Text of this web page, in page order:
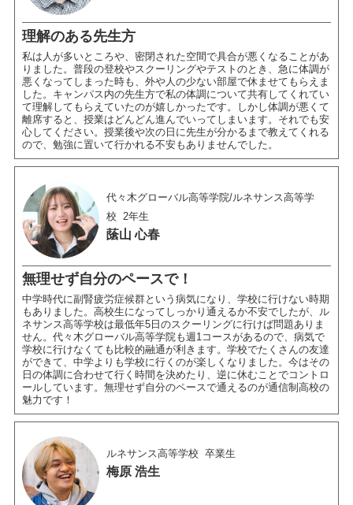
理解のある先生方
私は人が多いところや、密閉された空間で具合が悪くなることがあ
りました。普段の登校やスクーリングやテストのとき、急に体調が
悪くなってしまった時も、外や人の少ない部屋で休ませてもらえま
した。キャンパス内の先生方で私の体調について共有してくれてい
て理解してもらえていたのが嬉しかったです。しかし体調が悪くて
離席すると、授業はどんどん進んでいってしまいます。それでも安
心してください。授業後や次の日に先生が分かるまで教えてくれる
ので、勉強に置いて行かれる不安もありませんでした。
代々木グローバル高等学院/ルネサンス高等学
校
2年生
䕃山 心春
無理せず自分のペースで！
中学時代に副腎疲労症候群という病気になり、学校に行けない時期
もありました。高校生になってしっかり通えるか不安でしたが、ル
ネサンス高等学校は最低年5日のスクーリングに行けば問題ありま
せん。代々木グローバル高等学院も週1コースがあるので、病気で
学校に行けなくても比較的融通が利きます。学校でたくさんの友達
ができて、中学よりも学校に行くのが楽しくなりました。今はその
日の体調に合わせて行く時間を決めたり、逆に休むことでコントロ
ールしています。無理せず自分のペースで通えるのが通信制高校の
魅力です！
ルネサンス高等学校 卒業生
梅原 浩生